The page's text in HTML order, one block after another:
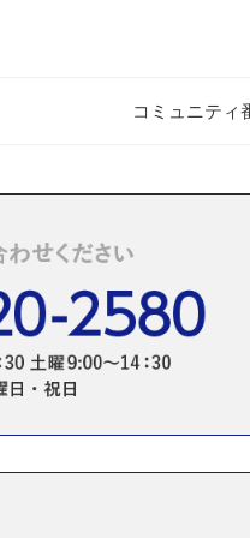
コミュニティ